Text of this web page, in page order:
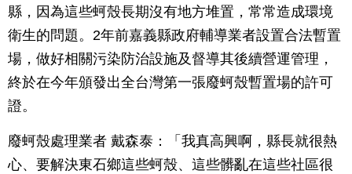
縣，因為這些蚵殼長期沒有地方堆置，常常造成環境
衛生的問題。2年前嘉義縣政府輔導業者設置合法暫置
場，做好相關污染防治設施及督導其後續營運管理，
終於在今年頒發出全台灣第一張廢蚵殼暫置場的許可
證。
廢蚵殼處理業者 戴森泰：「我真高興啊，縣長就很熱
心、要解決東石鄉這些蚵殼、這些髒亂在這些社區很